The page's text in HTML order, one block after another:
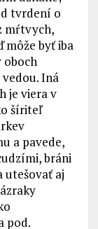
tvrdení o
mŕtvych,
môže byť iba
oboch
Iná
je viera v
šíriteľ
a pavede,
bráni
utešovať aj
pod.